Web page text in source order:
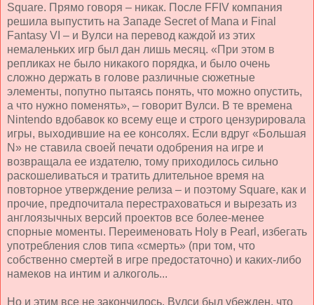
Square. Прямо говоря – никак. После FFIV компания
решила выпустить на Западе Secret of Mana и Final
Fantasy VI – и Вулси на перевод каждой из этих
немаленьких игр был дан лишь месяц. «При этом в
репликах не было никакого порядка, и было очень
сложно держать в голове различные сюжетные
элементы, попутно пытаясь понять, что можно опустить,
а что нужно поменять», – говорит Вулси. В те времена
Nintendo вдобавок ко всему еще и строго цензурировала
игры, выходившие на ее консолях. Если вдруг «Большая
N» не ставила своей печати одобрения на игре и
возвращала ее издателю, тому приходилось сильно
раскошеливаться и тратить длительное время на
повторное утверждение релиза – и поэтому Square, как и
прочие, предпочитала перестраховаться и вырезать из
англоязычных версий проектов все более-менее
спорные моменты. Переименовать Holy в Pearl, избегать
употребления слов типа «смерть» (при том, что
собственно смертей в игре предостаточно) и каких-либо
намеков на интим и алкоголь...
Но и этим все не закончилось. Вулси был убежден, что